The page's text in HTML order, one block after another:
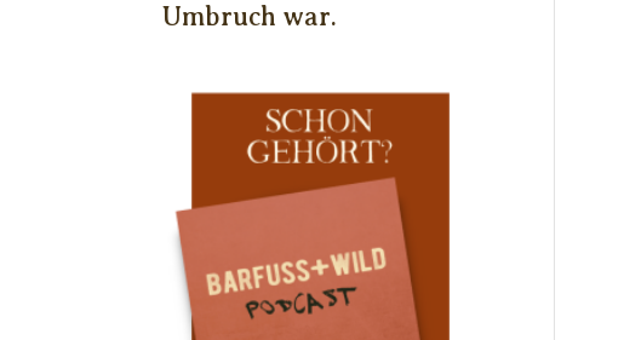
Umbruch war.